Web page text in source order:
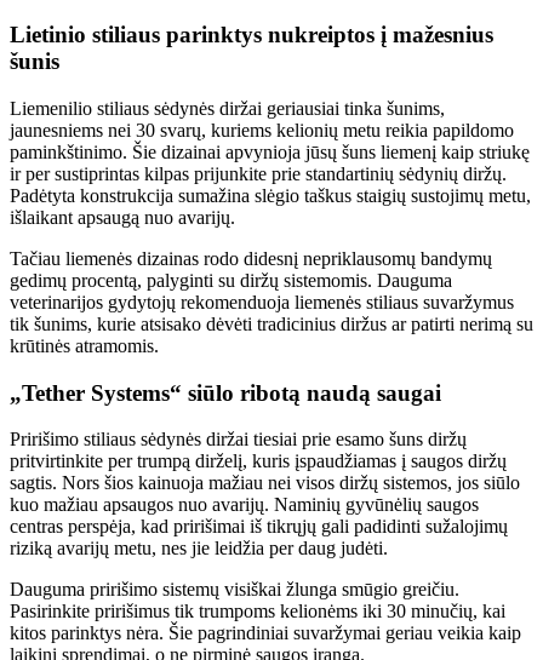
Lietinio stiliaus parinktys nukreiptos į mažesnius
šunis
Liemenilio stiliaus sėdynės diržai geriausiai tinka šunims,
jaunesniems nei 30 svarų, kuriems kelionių metu reikia papildomo
paminkštinimo. Šie dizainai apvynioja jūsų šuns liemenį kaip striukę
ir per sustiprintas kilpas prijunkite prie standartinių sėdynių diržų.
Padėtyta konstrukcija sumažina slėgio taškus staigių sustojimų metu,
išlaikant apsaugą nuo avarijų.
Tačiau liemenės dizainas rodo didesnį nepriklausomų bandymų
gedimų procentą, palyginti su diržų sistemomis. Dauguma
veterinarijos gydytojų rekomenduoja liemenės stiliaus suvaržymus
tik šunims, kurie atsisako dėvėti tradicinius diržus ar patirti nerimą su
krūtinės atramomis.
„Tether Systems“ siūlo ribotą naudą saugai
Pririšimo stiliaus sėdynės diržai tiesiai prie esamo šuns diržų
pritvirtinkite per trumpą dirželį, kuris įspaudžiamas į saugos diržų
sagtis. Nors šios kainuoja mažiau nei visos diržų sistemos, jos siūlo
kuo mažiau apsaugos nuo avarijų. Naminių gyvūnėlių saugos
centras perspėja, kad pririšimai iš tikrųjų gali padidinti sužalojimų
riziką avarijų metu, nes jie leidžia per daug judėti.
Dauguma pririšimo sistemų visiškai žlunga smūgio greičiu.
Pasirinkite pririšimus tik trumpoms kelionėms iki 30 minučių, kai
kitos parinktys nėra. Šie pagrindiniai suvaržymai geriau veikia kaip
laikini sprendimai, o ne pirminė saugos įranga.